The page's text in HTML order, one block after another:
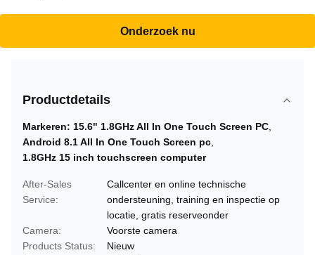
Onderzoek nu
Productdetails
Markeren: 15.6" 1.8GHz All In One Touch Screen PC
Android 8.1 All In One Touch Screen pc
1.8GHz 15 inch touchscreen computer
After-Sales
Service:
Callcenter en online technische
ondersteuning, training en inspectie op
locatie, gratis reserveonder
Camera:
Voorste camera
Products Status:
Nieuw